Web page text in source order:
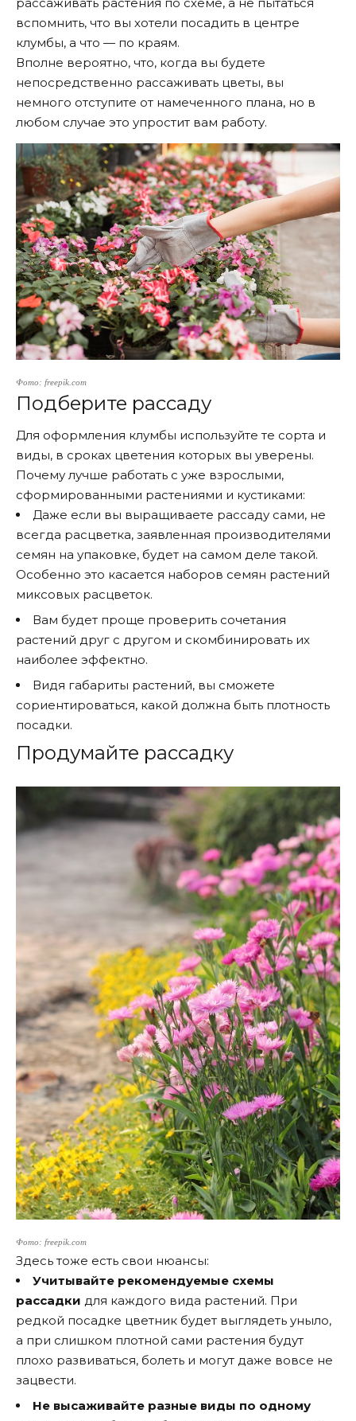
вспомнить, что вы хотели посадить в центре
клумбы, а что — по краям.
Вполне вероятно, что, когда вы будете
непосредственно рассаживать цветы, вы
немного отступите от намеченного плана, но в
любом случае это упростит вам работу.
Фото: freepik.com
Подберите рассаду
Для оформления клумбы используйте те сорта и
виды, в сроках цветения которых вы уверены.
Почему лучше работать с уже взрослыми,
сформированными растениями и кустиками:
Даже если вы выращиваете рассаду сами, не
всегда расцветка, заявленная производителями
семян на упаковке, будет на самом деле такой.
Особенно это касается наборов семян растений
миксовых расцветок.
Вам будет проще проверить сочетания
растений друг с другом и скомбинировать их
наиболее эффектно.
Видя габариты растений, вы сможете
сориентироваться, какой должна быть плотность
посадки.
Продумайте рассадку
Фото: freepik.com
Здесь тоже есть свои нюансы:
Учитывайте рекомендуемые схемы
рассадки для каждого вида растений. При
редкой посадке цветник будет выглядеть уныло,
а при слишком плотной сами растения будут
плохо развиваться, болеть и могут даже вовсе не
зацвести.
Не высаживайте разные виды по одному